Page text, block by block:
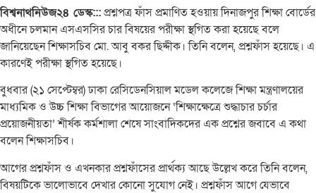
বিশ্বনাথনিউজ২৪ ডেস্ক:::প্রশ্নপত্র ফাঁস প্রমাণিত হওয়ায় দিনাজপুর শিক্ষা বোর্ডের
অধীনে চলমান এসএসসির চার বিষয়ের পরীক্ষা স্থগিত করা হয়েছে বলে
জানিয়েছেন শিক্ষাসচিব মো. আবু বকর ছিদ্দীক। তিনি বলেন, প্রশ্নফাঁস হয়েছে। এ
কারণেই পরীক্ষা স্থগিত হয়েছে।
বুধবার (২১ সেপ্টেম্বর) ঢাকা রেসিডেনসিয়াল মডেল কলেজে শিক্ষা মন্ত্রণালয়ের
মাধ্যমিক ও উচ্চ শিক্ষা বিভাগের আয়োজনে ‘শিক্ষাক্ষেত্রে শুদ্ধাচার চর্চার
প্রয়োজনীয়তা’ শীর্ষক কর্মশালা শেষে সাংবাদিকদের এক প্রশ্নের জবাবে এ কথা
বলেন শিক্ষাসচিব।
আগের প্রশ্নফাঁস ও এখনকার প্রশ্নফাঁসের প্রার্থক্য আছে উল্লেখ করে তিনি বলেন,
বিষয়টিকে ভালোভাবে দেখার কোনো সুযোগ নেই। প্রশ্নফাঁস আগে যেভাবে